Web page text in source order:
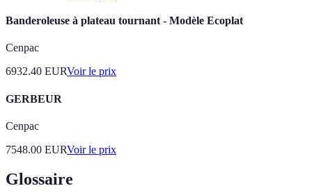
Banderoleuse à plateau tournant - Modèle Ecoplat
Cenpac
6932.40 EURVoir le prix
GERBEUR
Cenpac
7548.00 EURVoir le prix
Glossaire